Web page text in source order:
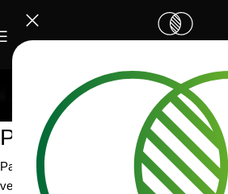
Home
PRIVACY POLICY
Pasteuning Wines & Spirits BV geeft veel
verwerken daarom uitsluitend gegevens